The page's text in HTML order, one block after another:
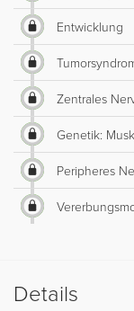
Entwicklung
Zentrales
Genetik:
Peripheres
Details